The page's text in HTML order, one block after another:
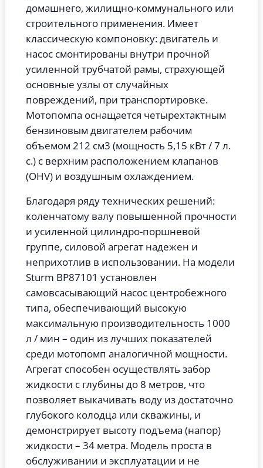
домашнего, жилищно-коммунального или
строительного применения. Имеет
классическую компоновку: двигатель и
насос смонтированы внутри прочной
усиленной трубчатой рамы, страхующей
основные узлы от случайных
повреждений, при транспортировке.
Мотопомпа оснащается четырехтактным
бензиновым двигателем рабочим
объемом 212 см3 (мощность 5,15 кВт / 7 л.
с.) с верхним расположением клапанов
(OHV) и воздушным охлаждением.
Благодаря ряду технических решений:
коленчатому валу повышенной прочности
и усиленной цилиндро-поршневой
группе, силовой агрегат надежен и
неприхотлив в использовании. На модели
Sturm BP87101 установлен
самовсасывающий насос центробежного
типа, обеспечивающий высокую
максимальную производительность 1000
л / мин – один из лучших показателей
среди мотопомп аналогичной мощности.
Агрегат способен осуществлять забор
жидкости с глубины до 8 метров, что
позволяет выкачивать воду из достаточно
глубокого колодца или скважины, и
демонстрирует высоту подъема (напор)
жидкости – 34 метра. Модель проста в
обслуживании и эксплуатации и не